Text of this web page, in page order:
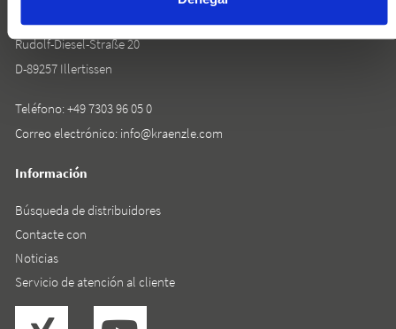
Josef Kränzle GmbH & Co. KG
Rudolf-Diesel-Straße 20
D-89257 Illertissen
Teléfono:+49 7303 96 05 0
Correo electrónico: info@kraenzle.com
Información
Búsqueda de distribuidores
Contacte con
Noticias
Servicio de atención al cliente